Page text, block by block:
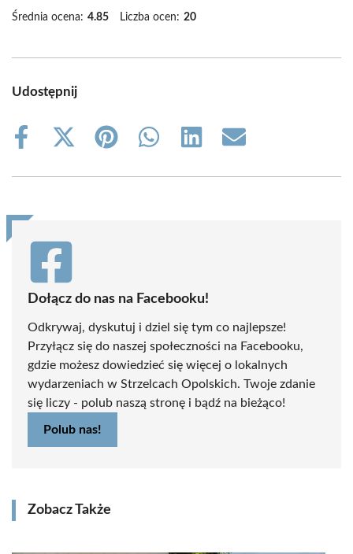
Średnia ocena: 4.85 Liczba ocen: 20
Udostępnij
Share
Share
(Twitter)
Share
Share
Share
Share
Dołącz do nas na Facebooku!
Odkrywaj, dyskutuj i dziel się tym co najlepsze!
Przyłącz się do naszej społeczności na Facebooku,
gdzie możesz dowiedzieć się więcej o lokalnych
wydarzeniach w Strzelcach Opolskich. Twoje zdanie
się liczy - polub naszą stronę i bądź na bieżąco!
Polub nas!
Zobacz Także